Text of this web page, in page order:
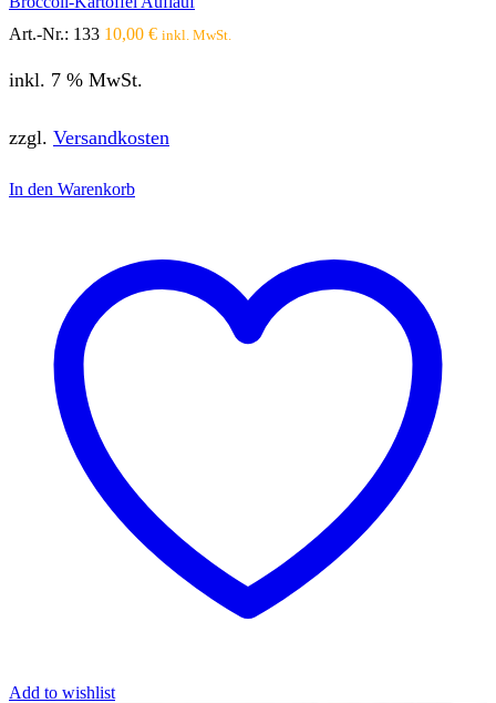
Art.-Nr.: 133 10,00 € inkl. MwSt.
inkl. 7 % MwSt.
zzgl. Versandkosten
In den Warenkorb
Add to wishlist